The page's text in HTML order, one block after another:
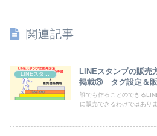
関連記事
LINEスタンプ
LINEスタンプの販
掲載③ タグ設定＆販
誰でも作ることのできる
に販売できるわけではあり